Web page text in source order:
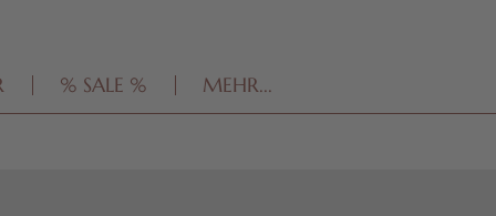
% SALE % MEHR...